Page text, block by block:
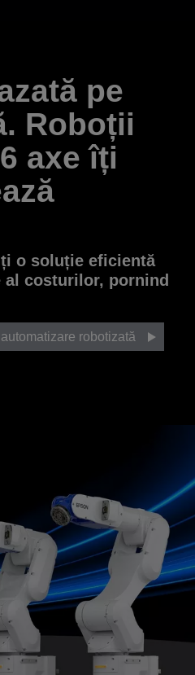
pe
Roboții
axe îți
o soluție eficientă
al costurilor, pornind
robotizată